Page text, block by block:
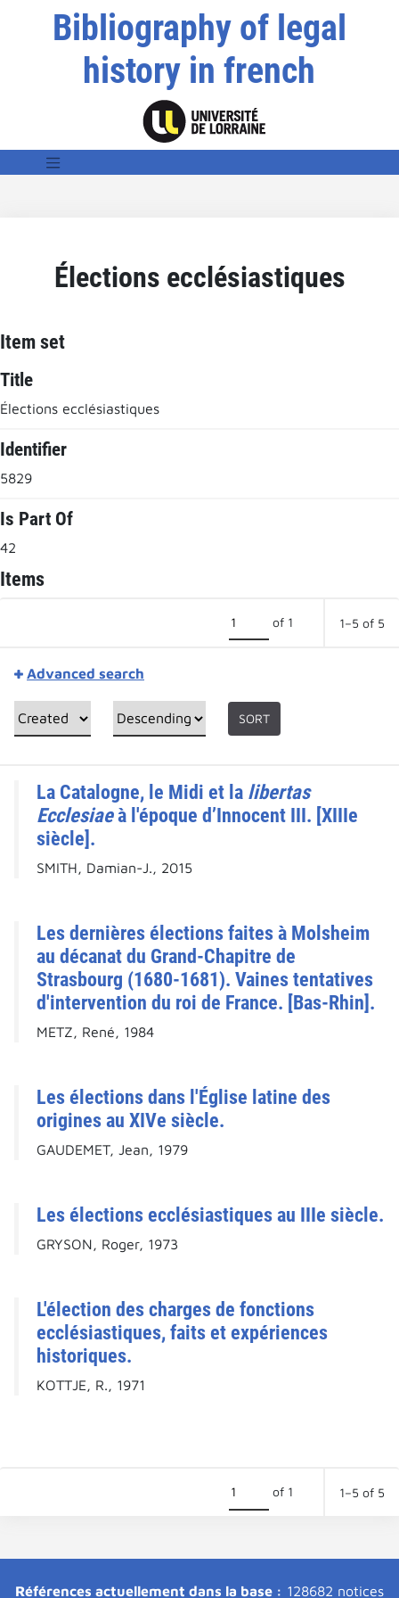
Bibliography of legal
history in french
Élections ecclésiastiques
Item set
Title
Élections ecclésiastiques
Identifier
5829
Is Part Of
42
Items
of 1 1–5 of 5
Advanced search
SORT
La Catalogne, le Midi et la libertas
Ecclesiaeà l'époque d’Innocent III. [XIIIe
siècle].
SMITH, Damian-J., 2015
Les dernières élections faites à Molsheim
au décanat du Grand-Chapitre de
Strasbourg (1680-1681). Vaines tentatives
d'intervention du roi de France. [Bas-Rhin].
METZ, René, 1984
Les élections dans l'Église latine des
origines au XIVe siècle.
GAUDEMET, Jean, 1979
Les élections ecclésiastiques au IIIe siècle.
GRYSON, Roger, 1973
L'élection des charges de fonctions
ecclésiastiques, faits et expériences
historiques.
KOTTJE, R., 1971
of 1 1–5 of 5
Références actuellement dans la base : 128682 notices